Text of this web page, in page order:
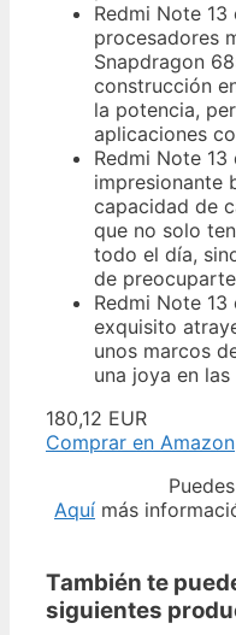
Redmi Note
procesadores
Snapdragon
construcción
la potencia,
aplicaciones
Redmi Note
impresionante
capacidad de
que no solo
todo el día,
de
Redmi Note
exquisito
unos marcos
una joya en
180,12 EUR
Comprar en Amazon
Aquí más
También te
siguientes